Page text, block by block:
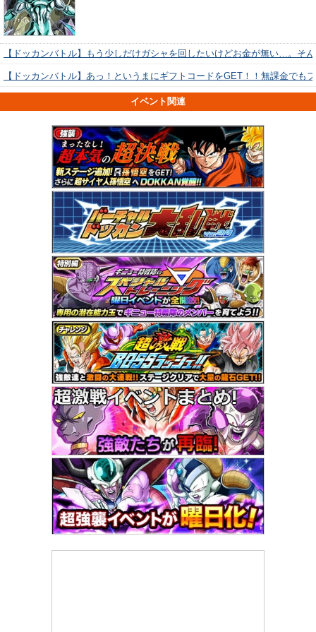
【ドッカンバトル】もう少しだけガシャを回したいけどお金が無い…。そ
【ドッカンバトル】あっ！というまにギフトコードをGET！！無課金でも
イベント関連